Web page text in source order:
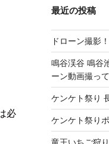
必
最近の投稿
ドローン撮影
鳴谷渓谷 鳴谷
ーン動画撮っ
ケンケト祭り
ケンケト祭り